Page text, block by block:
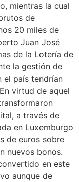
mientras la cual
de
20 miles de
Juan José
de la Lotería de
la gestión de
el país tendrían
virtud de aquel
a través de
en Luxemburgo
de euros sobre
nuevos bonos.
en este
aunque de